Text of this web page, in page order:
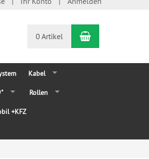
0 Artikel Warenkorb
Kabel
Rollen
+KFZ